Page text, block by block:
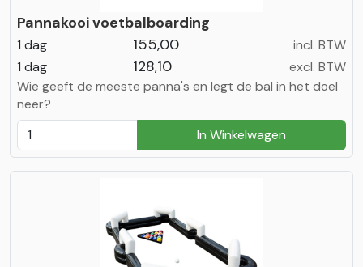
Pannakooi voetbalboarding
1 dag 155,00
incl. BTW
1 dag
128,10
excl. BTW
Wie geeft de meeste panna's en legt de bal in het doel
neer?
In Winkelwagen